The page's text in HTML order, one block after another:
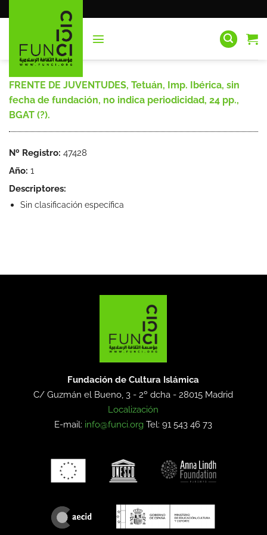
al
FRENTE DE JUVENTUDES, Tetuán, Imp. Ibérica, sin
fecha de fundación, no indica periodicidad, 24 pp.,
BGAT (?).
Nº Registro: 47428
Año: 1
Descriptores:
Sin clasificación específica
Fundación de Cultura Islámica
C/ Guzmán el Bueno, 3 - 2º dcha -28015 Madrid
Localización
E-mail: info@funci.org Tel: 91 543 46 73